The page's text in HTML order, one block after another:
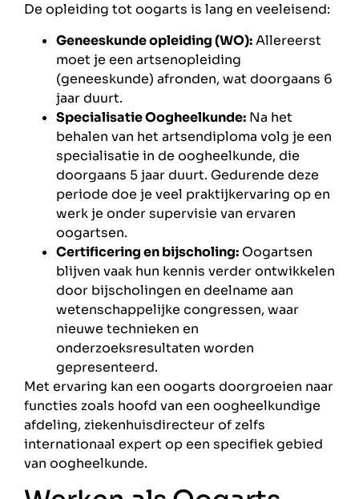
De opleiding tot oogarts is lang en veeleisend:
Geneeskunde opleiding (WO):Allereerst
moet je een artsenopleiding
(geneeskunde) afronden, wat doorgaans 6
jaar duurt.
Specialisatie Oogheelkunde: Na het
behalen van het artsendiploma volg je een
specialisatie in de oogheelkunde, die
doorgaans 5 jaar duurt. Gedurende deze
periode doe je veel praktijkervaring op en
werk je onder supervisie van ervaren
oogartsen.
Certificering en bijscholing: Oogartsen
blijven vaak hun kennis verder ontwikkelen
door bijscholingen en deelname aan
wetenschappelijke congressen, waar
nieuwe technieken en
onderzoeksresultaten worden
gepresenteerd.
Met ervaring kan een oogarts doorgroeien naar
functies zoals hoofd van een oogheelkundige
afdeling, ziekenhuisdirecteur of zelfs
internationaal expert op een specifiek gebied
van oogheelkunde.